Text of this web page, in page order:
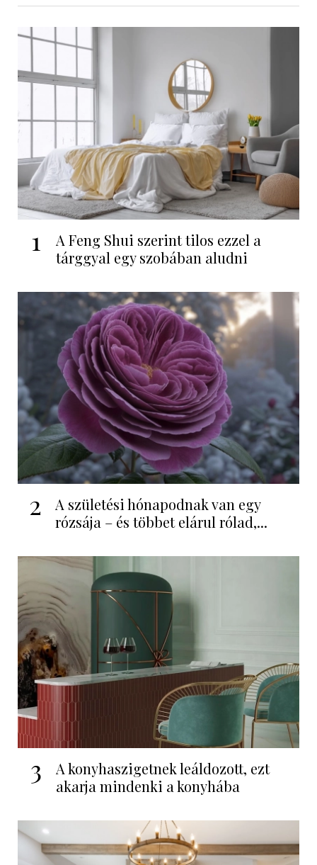
1
A Feng Shui szerint tilos ezzel a
tárggyal egy szobában aludni
2
A születési hónapodnak van egy
rózsája – és többet elárul rólad,...
3
A konyhaszigetnek leáldozott, ezt
akarja mindenki a konyhába